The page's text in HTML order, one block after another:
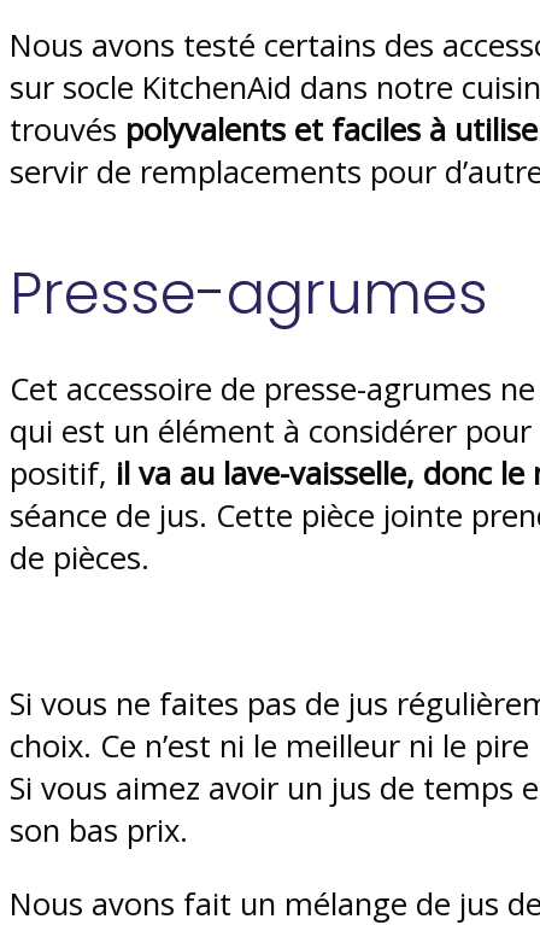
Nous avons testé certains des
sur socle KitchenAid dans notre
trouvés polyvalents et faciles à
servir de remplacements pour
Presse-agrumes
Cet accessoire de presse-agrumes
qui est un élément à considérer
positif, il va au lave-vaisselle, donc
séance de jus. Cette pièce jointe
de pièces.
Si vous ne faites pas de jus
choix. Ce n’est ni le meilleur ni le
Si vous aimez avoir un jus de temps
son bas prix.
Nous avons fait un mélange de jus